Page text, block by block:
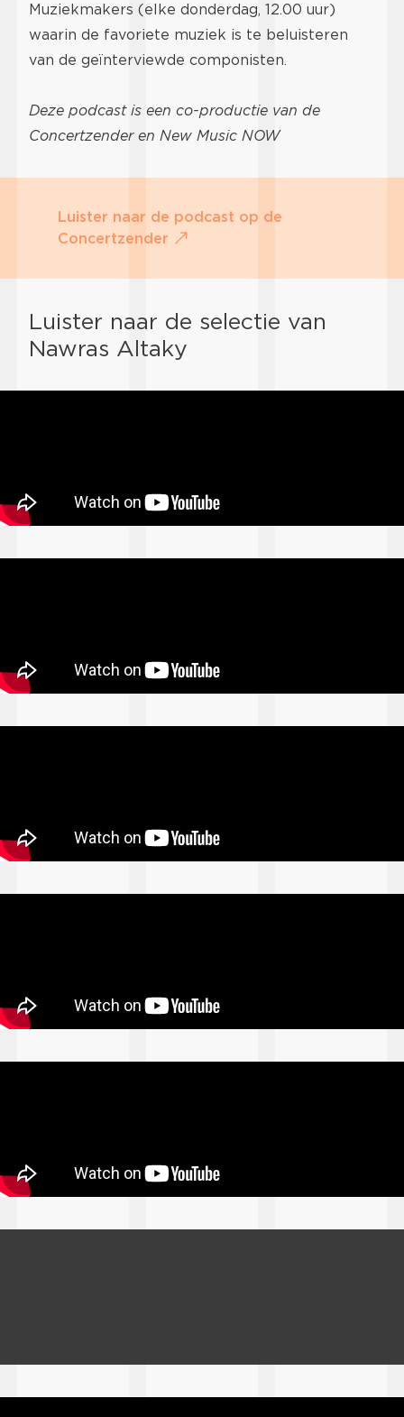
Muziekmakers (elke donderdag, 12.00 uur)
waarin de favoriete muziek is te beluisteren
van de geïnterviewde componisten.
Deze podcast is een co-productie van de
Concertzender en New Music NOW
Luister naar de podcast op de
Concertzender
Luister naar de selectie van
Nawras Altaky